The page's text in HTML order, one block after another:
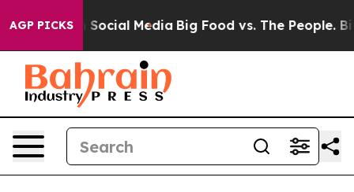
AGP PICKSon Social Media Big Food vs. The People. Big